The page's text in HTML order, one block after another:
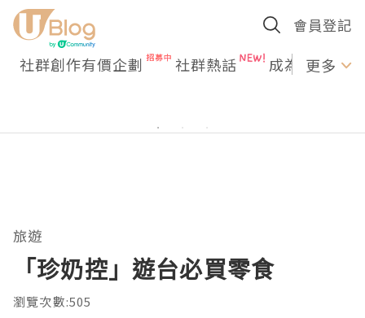
會員登記
社群創作有價企劃 社群熱話 成為U更多
旅遊
「珍奶控」遊台必買零食
瀏覽次數:505